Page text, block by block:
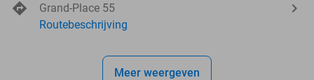
Grand-Place 55
Routebeschrijving
Meer weergeven